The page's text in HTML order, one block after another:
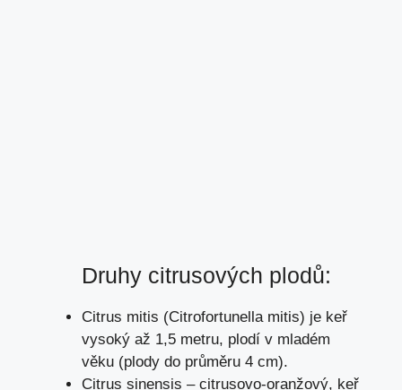
Druhy citrusových plodů:
Citrus mitis (Citrofortunella mitis) je keř
vysoký až 1,5 metru, plodí v mladém
věku (plody do průměru 4 cm).
Citrus sinensis – citrusovo-oranžový, keř